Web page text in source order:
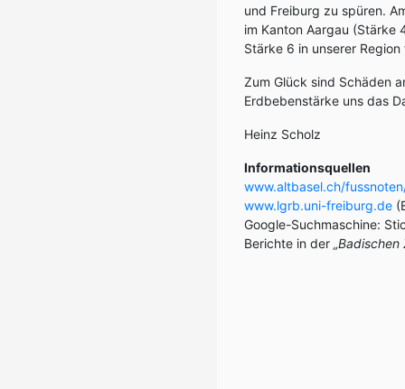
und Freiburg zu spüren.
im Kanton Aargau
Stärke 6 in unserer
Zum Glück sind Schäden
Erdbebenstärke uns das
Heinz Scholz
Informationsquellen
www.altbasel.ch/
www.lgrb.uni-freiburg.de
Google-Suchmaschine:
Berichte in der